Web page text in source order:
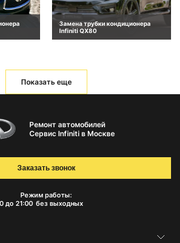
Замена трубки кондиционера
Infiniti QX80
Показать еще
Ремонт автомобилей
Сервис Infiniti в Москве
Режим работы:
до 21:00 без выходных
Заказать звонок